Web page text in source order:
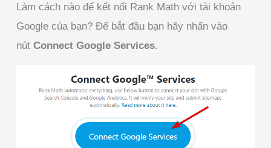
Làm cách nào để kết nối Rank Math với tài khoản
Google của bạn? Để bắt đầu bạn hãy nhấn vào
nút Connect Google Services.